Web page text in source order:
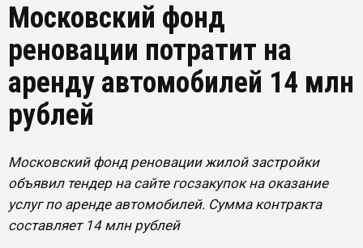
Московский фонд
реновации потратит на
аренду автомобилей 14 млн
рублей
Московский фонд реновации жилой застройки
объявил тендер на сайте госзакупок на оказание
услуг по аренде автомобилей. Сумма контракта
составляет 14 млн рублей